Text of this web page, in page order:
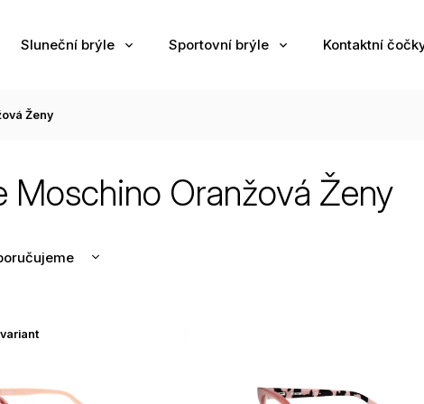
Sluneční brýle Sportovní brýle Kontaktní
Ženy
Moschino Oranžová Ženy